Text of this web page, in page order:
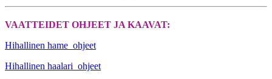
VAATTEIDET OHJEET JA KAAVAT:
Hihallinen hame_ohjeet
Hihallinen haalari_ohjeet